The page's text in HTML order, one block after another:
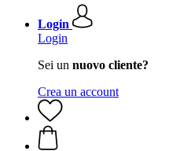
Login
Login
Sei un nuovo cliente?
Crea un account